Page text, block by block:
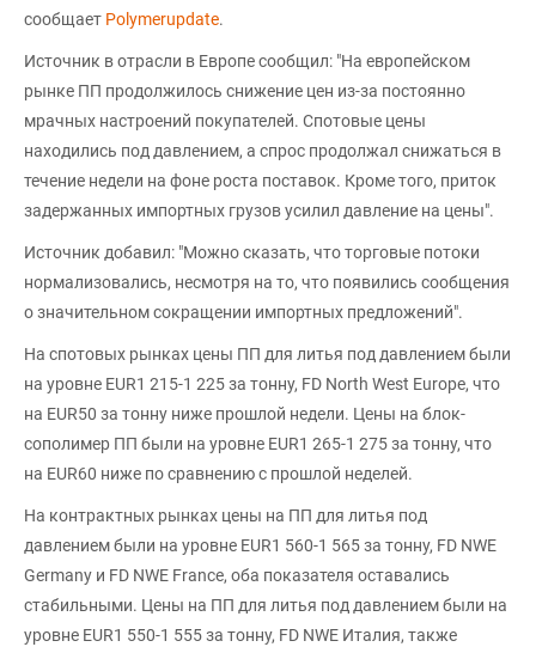
сообщает Polymerupdate.
Источник в отрасли в Европе сообщил: "На европейском
рынке ПП продолжилось снижение цен из-за постоянно
мрачных настроений покупателей. Спотовые цены
находились под давлением, а спрос продолжал снижаться в
течение недели на фоне роста поставок. Кроме того, приток
задержанных импортных грузов усилил давление на цены".
Источник добавил: "Можно сказать, что торговые потоки
нормализовались, несмотря на то, что появились сообщения
о значительном сокращении импортных предложений".
На спотовых рынках цены ПП для литья под давлением были
на уровне EUR1 215-1 225 за тонну, FD North West Europe, что
на EUR50 за тонну ниже прошлой недели. Цены на блок-
сополимер ПП были на уровне EUR1 265-1 275 за тонну, что
на EUR60 ниже по сравнению с прошлой неделей.
На контрактных рынках цены на ПП для литья под
давлением были на уровне EUR1 560-1 565 за тонну, FD NWE
Germany и FD NWE France, оба показателя оставались
стабильными. Цены на ПП для литья под давлением были на
уровне EUR1 550-1 555 за тонну, FD NWE Италия, также